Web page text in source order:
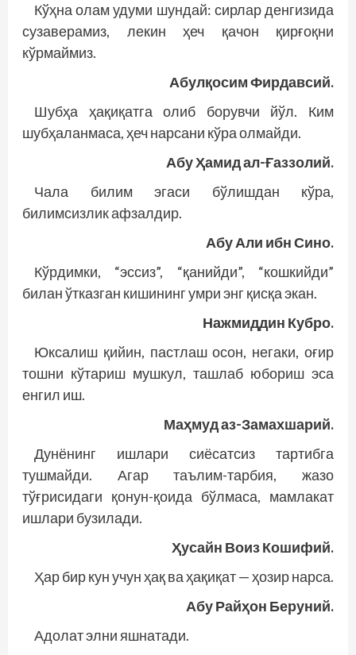
Кўҳна олам удуми шундай: сирлар денгизида
сузаверамиз, лекин ҳеч қачон қирғоқни
кўрмаймиз.
Абулқосим Фирдавсий.
Шубҳа ҳақиқатга олиб борувчи йўл. Ким
шубҳаланмаса, ҳеч нарсани кўра олмайди.
Абу Ҳамид ал-Ғаззолий.
Чала билим эгаси бўлишдан кўра,
билимсизлик афзалдир.
Абу Али ибн Сино.
Кўрдимки, “эссиз”, “қанийди”, “кошкийди”
билан ўтказган кишининг умри энг қисқа экан.
Нажмиддин Кубро.
Юксалиш қийин, пастлаш осон, негаки, оғир
тошни кўтариш мушкул, ташлаб юбориш эса
енгил иш.
Маҳмуд аз-Замахшарий.
Дунёнинг ишлари сиёсатсиз тартибга
тушмайди. Агар таълим-тарбия, жазо
тўғрисидаги қонун-қоида бўлмаса, мамлакат
ишлари бузилади.
Ҳусайн Воиз Кошифий.
Ҳар бир кун учун ҳақ ва ҳақиқат — ҳозир нарса.
Абу Райҳон Беруний.
Адолат элни яшнатади.